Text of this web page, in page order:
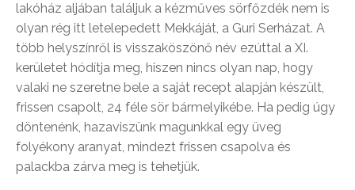
lakóház aljában találjuk a kézműves sörfőzdék nem is
olyan rég itt letelepedett Mekkáját, a Guri Serházat. A
több helyszínről is visszaköszönő név ezúttal a XI.
kerületet hódítja meg, hiszen nincs olyan nap, hogy
valaki ne szeretne bele a saját recept alapján készült,
frissen csapolt, 24 féle sör bármelyikébe. Ha pedig úgy
döntenénk, hazaviszünk magunkkal egy üveg
folyékony aranyat, mindezt frissen csapolva és
palackba zárva meg is tehetjük.